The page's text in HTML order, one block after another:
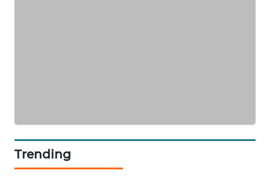
Trending
WALINKI